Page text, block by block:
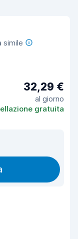
simile
32,29 €
al giorno
gratuita